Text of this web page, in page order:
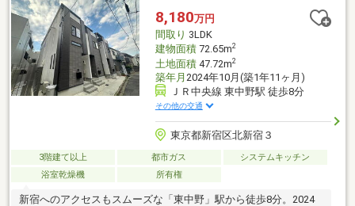
見にあたるご要望等ございましたら、ご依頼時に併せてお申し付
けください♪〇〇物件・税金等の相談受け付けております〇〇
8,180万円
間取り 3LDK
建物面積72.65m2
土地面積47.72m2
築年月 2024年10月(築1年11ヶ月)
ＪＲ中央線 東中野駅 徒歩8分
その他の交通
東京都新宿区北新宿３
3階建て以上 都市ガス
システムキッチン
浴室乾燥機
所有権
新宿へのアクセスもスムーズな「東中野」駅から徒歩8分。2024